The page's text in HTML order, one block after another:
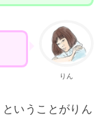
りん
いうことがりん